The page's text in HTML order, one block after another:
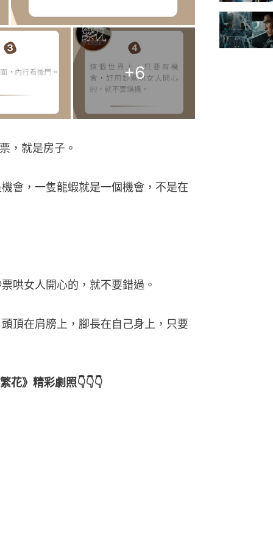
+6
，就是房子。
會，一隻龍蝦就是一個機會，不是在
哄女人開心的，就不要錯過。
頂在肩膀上，腳長在自己身上，只要
花》精彩劇照👇👇👇